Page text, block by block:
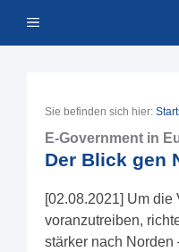
Inhalt Menü
Sie befinden sich hier:
E-Government in
Der Blick gen
[02.08.2021] Um
voranzutreiben,
stärker nach